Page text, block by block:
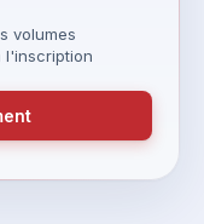
volumes
l'inscription